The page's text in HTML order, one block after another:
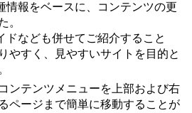
情報をベースに、コンテンツの更
。
ドなども併せてご紹介すること
やすく、見やすいサイトを目的と
ンテンツメニューを上部および右
ページまで簡単に移動することが